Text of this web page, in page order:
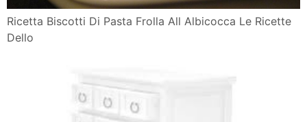
Ricetta Biscotti Di Pasta Frolla All Albicocca Le Ricette
Dello